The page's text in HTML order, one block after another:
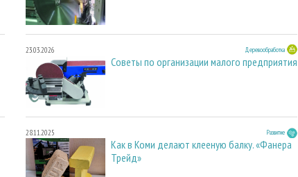
23.03.2026 Деревообработка
Советы по организации малого предприятия
28.11.2025 Развитие
Как в Коми делают клееную балку. «Фанера
Трейд»